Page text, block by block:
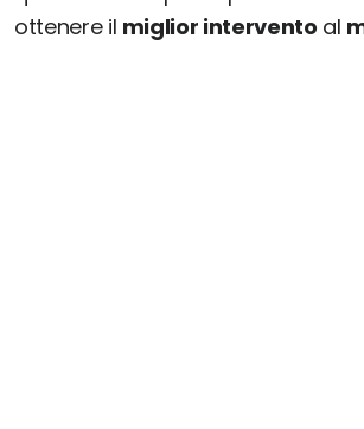
ottenere il miglior intervento al